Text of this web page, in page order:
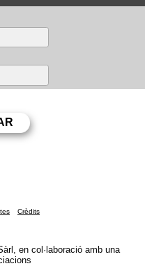
Crèdits
en col·laboració amb una